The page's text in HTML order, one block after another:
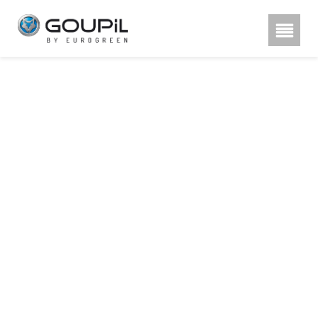
Hestra rukavice, poznu00e1te